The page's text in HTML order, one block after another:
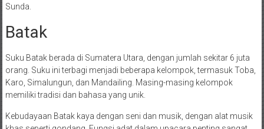
Sunda.
Batak
Suku Batak berada di Sumatera Utara, dengan jumlah sekitar 6 juta
orang. Suku ini terbagi menjadi beberapa kelompok, termasuk Toba,
Karo, Simalungun, dan Mandailing. Masing-masing kelompok
memiliki tradisi dan bahasa yang unik.
Kebudayaan Batak kaya dengan seni dan musik, dengan alat musik